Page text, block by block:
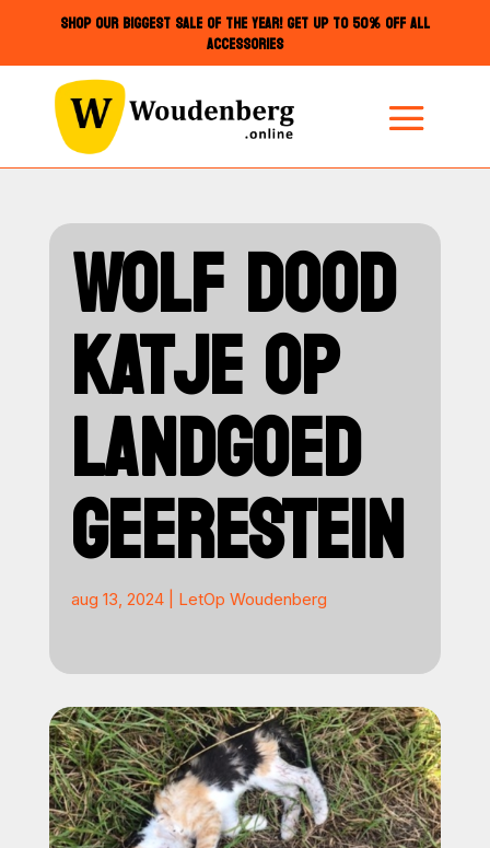
SHOP OUR BIGGEST SALE OF THE YEAR! GET UP TO 50% OFF ALL
ACCESSORIES
WOLF DOOD
KATJE OP
LANDGOED
GEERESTEIN
aug 13, 2024| LetOp Woudenberg